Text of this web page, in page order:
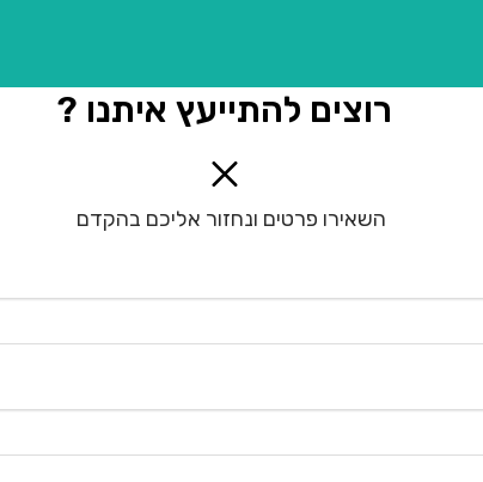
רוצים להתייעץ איתנו ?
השאירו פרטים ונחזור אליכם בהקדם